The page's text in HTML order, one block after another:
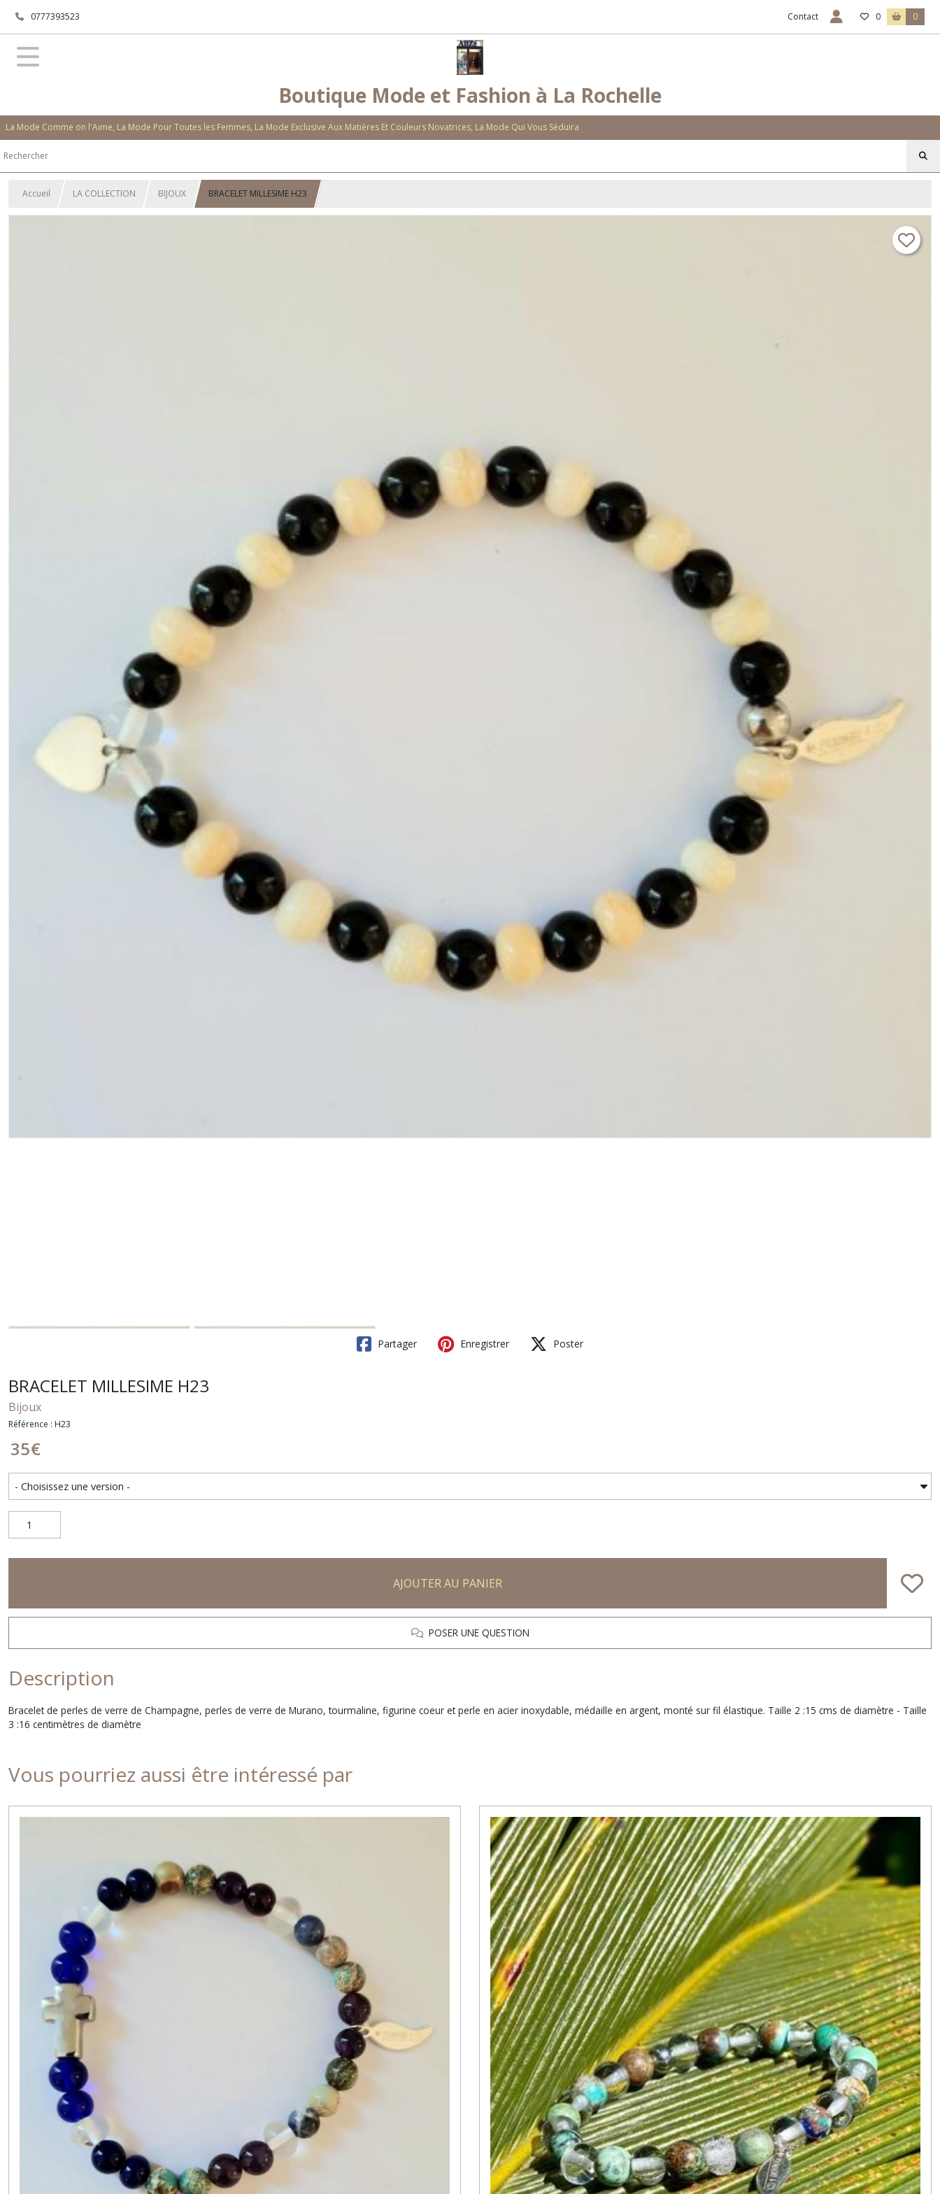
0777393523 Contact 0 0
Boutique Mode et Fashion à La Rochelle
La Mode Comme on l'Aime, La Mode Pour Toutes les Femmes, La Mode Exclusive Aux Matières Et Couleurs Novatrices, La Mode Qui Vous Séduira
Accueil LA COLLECTION BIJOUX BRACELET MILLESIME H23
Partager Enregistrer Poster
BRACELET MILLESIME H23
Bijoux
Référence : H23
35€
AJOUTER AU PANIER
POSER UNE QUESTION
Description
Bracelet de perles de verre de Champagne, perles de verre de Murano, tourmaline, figurine coeur et perle en acier inoxydable, médaille en argent, monté sur fil élastique. Taille 2 :15 cms de diamètre - Taille
3 :16 centimètres de diamètre
Vous pourriez aussi être intéressé par